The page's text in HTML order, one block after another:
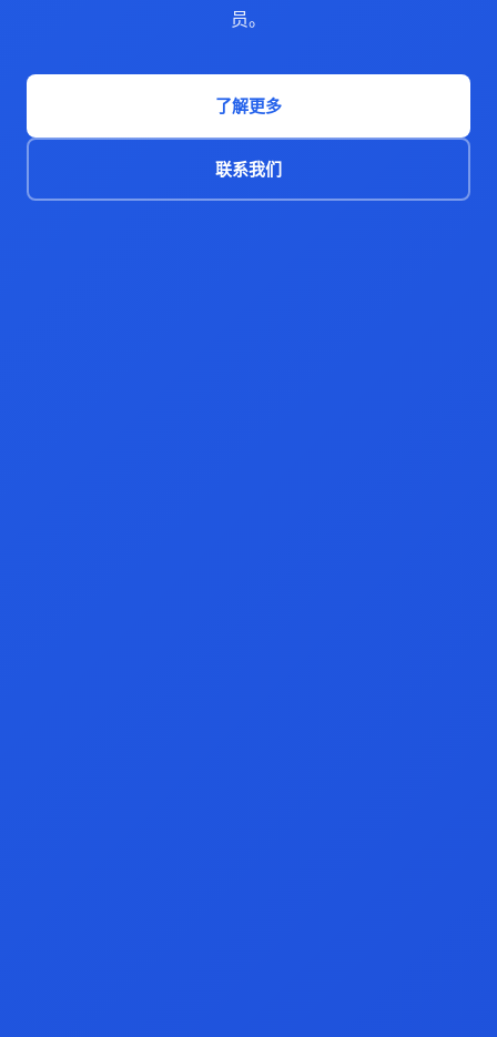
员。
了解更多
联系我们